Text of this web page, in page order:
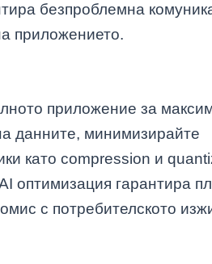
безпроблемна
приложението.
приложение за
данните, минимизирайте
като compression и
оптимизация гарантира
с потребителското